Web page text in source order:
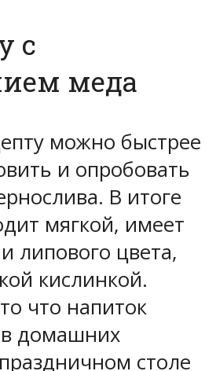
с
меда
можно быстрее
и опробовать
В итоге
мягкой, имеет
липового цвета,
кислинкой.
что напиток
в домашних
столе